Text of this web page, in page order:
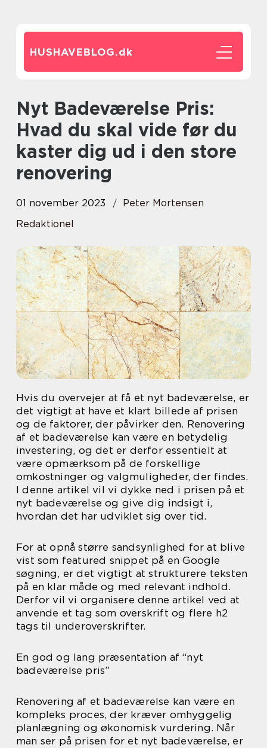
HUSHAVEBLOG.dk
Nyt Badeværelse Pris:
Hvad du skal vide før du
kaster dig ud i den store
renovering
01 november 2023
Peter Mortensen
Redaktionel
Hvis du overvejer at få et nyt badeværelse, er
det vigtigt at have et klart billede af prisen
og de faktorer, der påvirker den. Renovering
af et badeværelse kan være en betydelig
investering, og det er derfor essentielt at
være opmærksom på de forskellige
omkostninger og valgmuligheder, der findes.
I denne artikel vil vi dykke ned i prisen på et
nyt badeværelse og give dig indsigt i,
hvordan det har udviklet sig over tid.
For at opnå større sandsynlighed for at blive
vist som featured snippet på en Google
søgning, er det vigtigt at strukturere teksten
på en klar måde og med relevant indhold.
Derfor vil vi organisere denne artikel ved at
anvende et tag som overskrift og flere h2
tags til underoverskrifter.
En god og lang præsentation af “nyt
badeværelse pris”
Renovering af et badeværelse kan være en
kompleks proces, der kræver omhyggelig
planlægning og økonomisk vurdering. Når
man ser på prisen for et nyt badeværelse, er